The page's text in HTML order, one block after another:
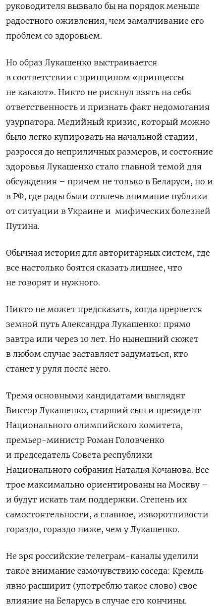
руководителя вызвало бы на порядок меньше
радостного оживления, чем замалчивание его
проблем со здоровьем.
Но образ Лукашенко выстраивается
в соответствии с принципом «принцессы
не какают». Никто не рискнул взять на себя
ответственность и признать факт недомогания
узурпатора. Медийный кризис, который можно
было легко купировать на начальной стадии,
разросся до неприличных размеров, и состояние
здоровья Лукашенко стало главной темой для
обсуждения – причем не только в Беларуси, но и
в РФ, где рады были отвлечь внимание публики
от ситуации в Украине и мифических болезней
Путина.
Обычная история для авторитарных систем, где
все настолько боятся сказать лишнее, что
не говорят и нужного.
Никто не может предсказать, когда прервется
земной путь Александра Лукашенко: прямо
завтра или через 10 лет. Но нынешний сюжет
в любом случае заставляет задуматься, кто
станет у руля после него.
Тремя основными кандидатами выглядят
Виктор Лукашенко, старший сын и президент
Национального олимпийского комитета,
премьер-министр Роман Головченко
и председатель Совета республики
Национального собрания Наталья Кочанова. Все
трое максимально ориентированы на Москву –
и будут искать там поддержки. Степень их
самостоятельности, а главное, изворотливости
гораздо, гораздо ниже, чем у Лукашенко.
Не зря российские телеграм-каналы уделили
такое внимание самочувствию соседа: Кремль
явно расширит (употреблю такое слово) свое
влияние на Беларусь в случае его кончины.